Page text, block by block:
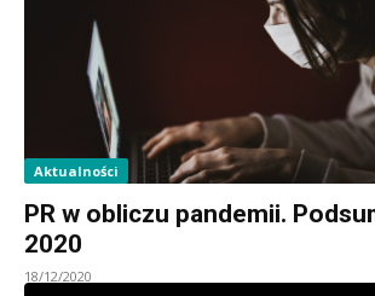
Aktualności
PR w obliczu pandemii.
2020
18/12/2020